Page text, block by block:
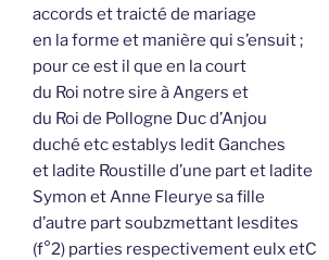
accords et traicté de mariage
en la forme et manière qui s’ensuit ;
pour ce est il que en la court
du Roi notre sire à Angers et
du Roi de Pollogne Duc d’Anjou
duché etc establys ledit Ganches
et ladite Roustille d’une part et ladite
Symon et Anne Fleurye sa fille
d’autre part soubzmettant lesdites
(f°2) parties respectivement eulx etC